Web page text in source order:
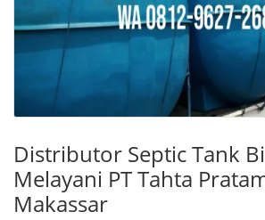
Distributor Septic Tank
Melayani PT Tahta
Makassar